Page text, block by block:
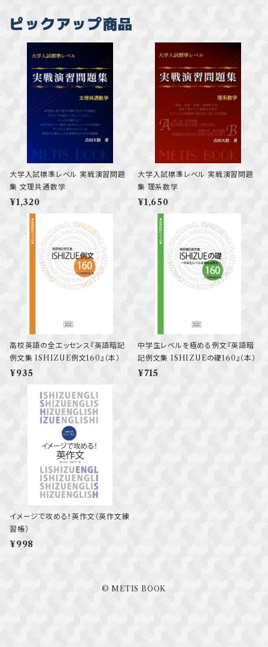
ピックアップ商品
大学入試標準レベル 実戦演習問題
集 文理共通数学
¥1,320
大学入試標準レベル 実戦演習問題
集 理系数学
¥1,650
高校英語の全エッセンス『英語暗記
例文集 ISHIZUE例文160』（本）
¥935
中学生レベルを極める例文『英語暗
記例文集 ISHIZUEの礎160』（本）
¥715
イメージで攻める！英作文（英作文練
習帳）
¥998
© METIS BOOK